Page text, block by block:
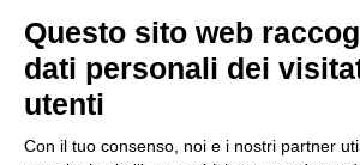
Anonimo , Reliure en métal doré, avec
Questo sito web
dati personali dei
utenti
Con il tuo consenso, noi e i nostri partner